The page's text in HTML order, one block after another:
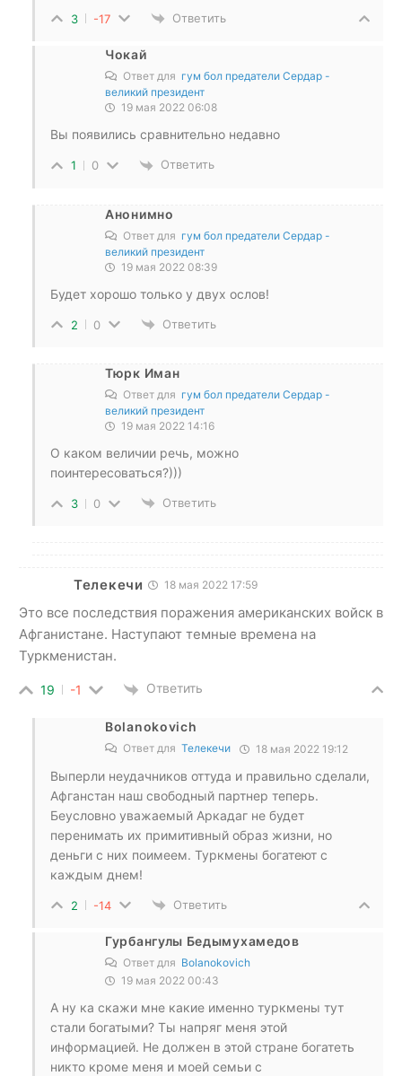
3 -17 Ответить
Чокай
Ответ для гум бол предатели Сердар -
великий президент
19 мая 2022 06:08
Вы появились сравнительно недавно
1 0 Ответить
Анонимно
Ответ для гум бол предатели Сердар -
великий президент
19 мая 2022 08:39
Будет хорошо только у двух ослов!
2 0 Ответить
Тюрк Иман
Ответ для гум бол предатели Сердар -
великий президент
19 мая 2022 14:16
О каком величии речь, можно
поинтересоваться?)))
3 0 Ответить
Телекечи 18 мая 2022 17:59
Это все последствия поражения американских войск в
Афганистане. Наступают темные времена на
Туркменистан.
19 -1 Ответить
Bolanokovich
Ответ для Телекечи 18 мая 2022 19:12
Выперли неудачников оттуда и правильно сделали,
Афганстан наш свободный партнер теперь.
Беусловно уважаемый Аркадаг не будет
перенимать их примитивный образ жизни, но
деньги с них поимеем. Туркмены богатеют с
каждым днем!
2 -14 Ответить
Гурбангулы Бедымухамедов
Ответ для Bolanokovich
19 мая 2022 00:43
А ну ка скажи мне какие именно туркмены тут
стали богатыми? Ты напряг меня этой
информацией. Не должен в этой стране богатеть
никто кроме меня и моей семьи с